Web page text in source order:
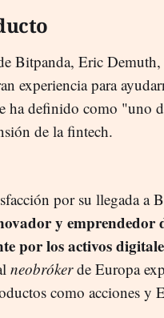
Bitpanda, Eric Demuth,
experiencia para
ha definido como "uno
de la fintech.
por su llegada a
y emprendedor
por los activos
neobrókerde Europa
como acciones y